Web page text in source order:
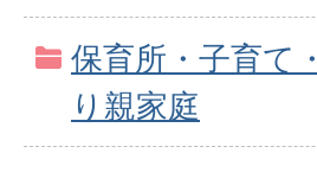
保育所・子育て
り親家庭